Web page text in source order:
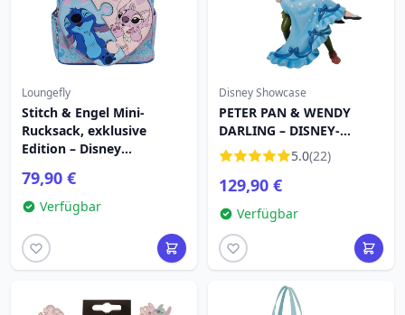
Loungefly
Stitch & Engel Mini-
Rucksack, exklusive
Edition – Disney
79,90 €
Verfügbar
Disney Showcase
PETER PAN & WENDY
DARLING – DISNEY-
SCHAUFENSTER
5.0(22)
129,90 €
Verfügbar